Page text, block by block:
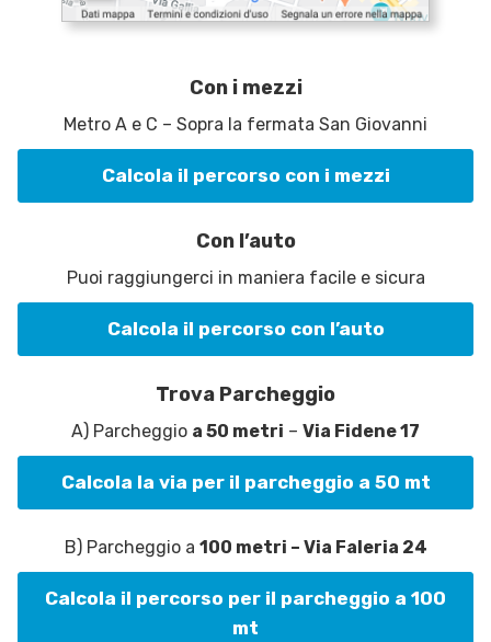
Con i mezzi
Metro A e C – Sopra la fermata San Giovanni
Calcola il percorso con i mezzi
Con l’auto
Puoi raggiungerci in maniera facile e sicura
Calcola il percorso con l’auto
Trova Parcheggio
A) Parcheggio a 50 metri – Via Fidene 17
Calcola la via per il parcheggio a 50 mt
B) Parcheggio a 100 metri – Via Faleria 24
Calcola il percorso per il parcheggio a 100
mt